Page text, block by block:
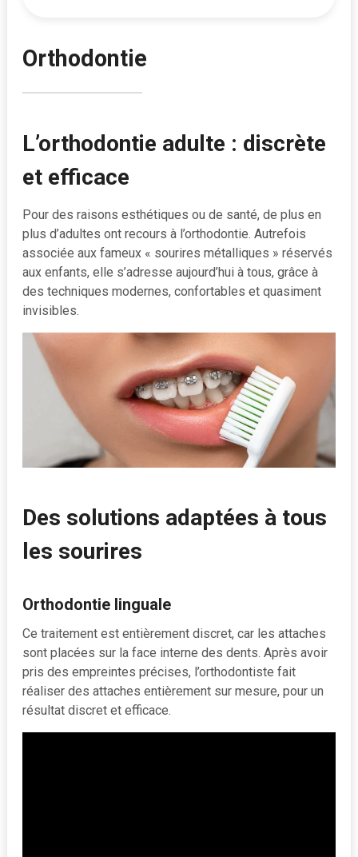
Orthodontie
L’orthodontie adulte : discrète
et efficace
Pour des raisons esthétiques ou de santé, de plus en
plus d’adultes ont recours à l’orthodontie. Autrefois
associée aux fameux « sourires métalliques » réservés
aux enfants, elle s’adresse aujourd’hui à tous, grâce à
des techniques modernes, confortables et quasiment
invisibles.
Des solutions adaptées à tous
les sourires
Orthodontie linguale
Ce traitement est entièrement discret, car les attaches
sont placées sur la face interne des dents. Après avoir
pris des empreintes précises, l’orthodontiste fait
réaliser des attaches entièrement sur mesure, pour un
résultat discret et efficace.